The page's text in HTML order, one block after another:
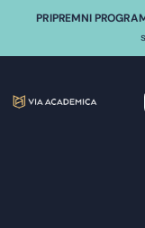
PRIPREMNI